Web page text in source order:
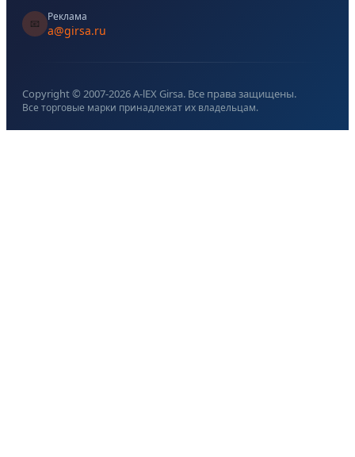
📧
Реклама
a@girsa.ru
Copyright © 2007-2026A-lEX Girsa. Все права защищены.
Все торговые марки принадлежат их владельцам.